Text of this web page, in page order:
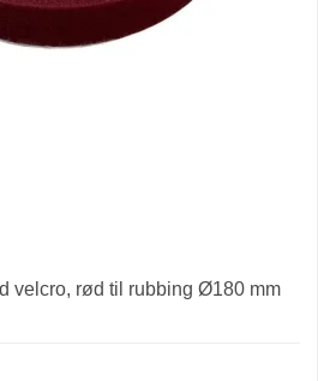
velcro, rød til rubbing Ø180 mm